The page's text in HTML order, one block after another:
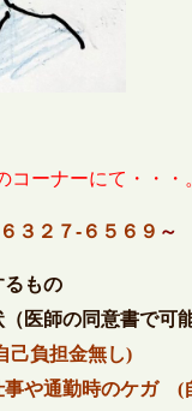
ーナーにて・・・
３２７-６５６９ ～
もの
師の同意書で可能
負担金無し)
や通勤時のケガ (